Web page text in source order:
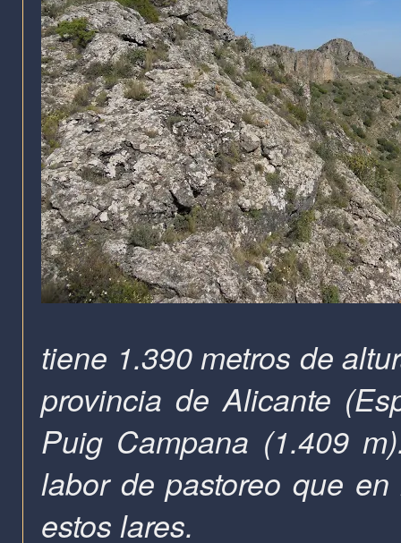
tiene 1.390 metros de
provincia de Alicante
Puig Campana (1.409
labor de pastoreo que
estos lares.